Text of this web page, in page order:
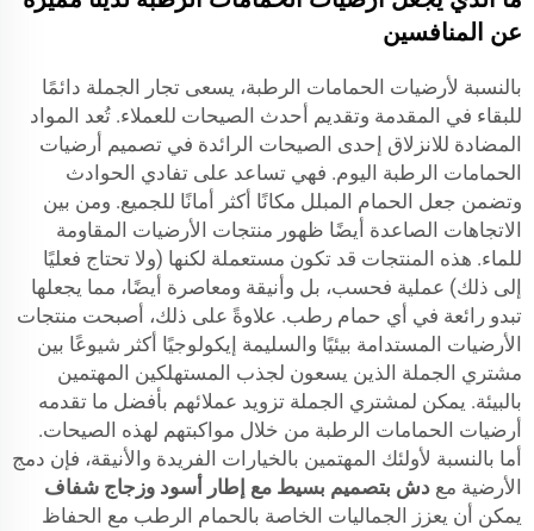
عن المنافسين
بالنسبة لأرضيات الحمامات الرطبة، يسعى تجار الجملة دائمًا
للبقاء في المقدمة وتقديم أحدث الصيحات للعملاء. تُعد المواد
المضادة للانزلاق إحدى الصيحات الرائدة في تصميم أرضيات
الحمامات الرطبة اليوم. فهي تساعد على تفادي الحوادث
وتضمن جعل الحمام المبلل مكانًا أكثر أمانًا للجميع. ومن بين
الاتجاهات الصاعدة أيضًا ظهور منتجات الأرضيات المقاومة
للماء. هذه المنتجات قد تكون مستعملة لكنها (ولا تحتاج فعليًا
إلى ذلك) عملية فحسب، بل وأنيقة ومعاصرة أيضًا، مما يجعلها
تبدو رائعة في أي حمام رطب. علاوةً على ذلك، أصبحت منتجات
الأرضيات المستدامة بيئيًا والسليمة إيكولوجيًا أكثر شيوعًا بين
مشتري الجملة الذين يسعون لجذب المستهلكين المهتمين
بالبيئة. يمكن لمشتري الجملة تزويد عملائهم بأفضل ما تقدمه
أرضيات الحمامات الرطبة من خلال مواكبتهم لهذه الصيحات.
أما بالنسبة لأولئك المهتمين بالخيارات الفريدة والأنيقة، فإن دمج
الأرضية مع دش بتصميم بسيط مع إطار أسود وزجاج شفاف
يمكن أن يعزز الجماليات الخاصة بالحمام الرطب مع الحفاظ